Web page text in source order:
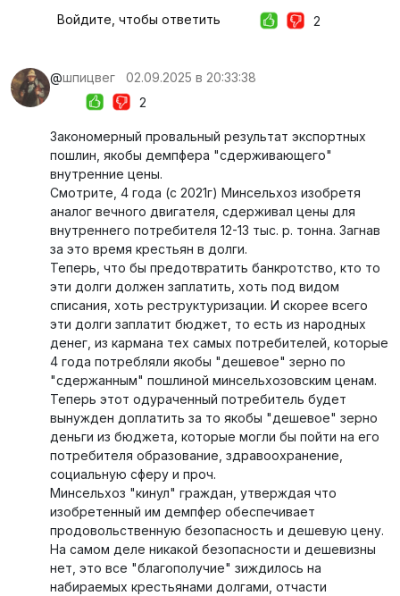
Войдите, чтобы ответить 2
@шпицвег
02.09.2025 в 20:33:38
2
Закономерный провальный результат экспортных
пошлин, якобы демпфера "сдерживающего"
внутренние цены.
Смотрите, 4 года (с 2021г) Минсельхоз изобретя
аналог вечного двигателя, сдерживал цены для
внутреннего потребителя 12-13 тыс. р. тонна. Загнав
за это время крестьян в долги.
Теперь, что бы предотвратить банкротство, кто то
эти долги должен заплатить, хоть под видом
списания, хоть реструктуризации. И скорее всего
эти долги заплатит бюджет, то есть из народных
денег, из кармана тех самых потребителей, которые
4 года потребляли якобы "дешевое" зерно по
"сдержанным" пошлиной минсельхозовским ценам.
Теперь этот одураченный потребитель будет
вынужден доплатить за то якобы "дешевое" зерно
деньги из бюджета, которые могли бы пойти на его
потребителя образование, здравоохранение,
социальную сферу и проч.
Минсельхоз "кинул" граждан, утверждая что
изобретенный им демпфер обеспечивает
продовольственную безопасность и дешевую цену.
На самом деле никакой безопасности и дешевизны
нет, это все "благополучие" зиждилось на
набираемых крестьянами долгами, отчасти